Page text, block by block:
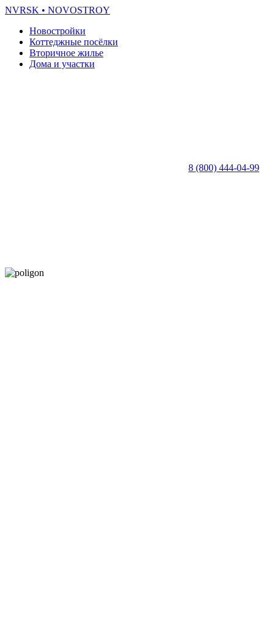
NVRSK • NOVOSTROY
Новостройки
Коттеджные посёлки
Вторичное жилье
Дома и участки
8 (800) 444-04-99